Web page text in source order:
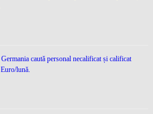
caută personal necalificat și calificat
lună.